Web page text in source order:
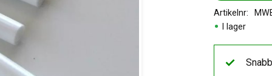
I lager
Artikelnr